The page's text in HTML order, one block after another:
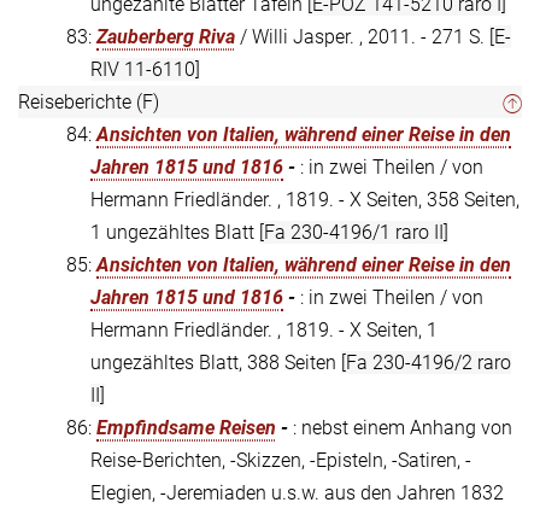
ungezählte Blätter Tafeln [E-POZ 141-5210 raro I]
83:Zauberberg Riva / Willi Jasper. , 2011. - 271 S. [E-
RIV 11-6110]
Reiseberichte (F)
84:Ansichten von Italien, während einer Reise in den
Jahren 1815 und 1816 - : in zwei Theilen / von
Hermann Friedländer. , 1819. - X Seiten, 358 Seiten,
1 ungezähltes Blatt [Fa 230-4196/1 raro II]
85:Ansichten von Italien, während einer Reise in den
Jahren 1815 und 1816 - : in zwei Theilen / von
Hermann Friedländer. , 1819. - X Seiten, 1
ungezähltes Blatt, 388 Seiten [Fa 230-4196/2 raro
86: Empfindsame Reisen - : nebst einem Anhang von
Reise-Berichten, -Skizzen, -Episteln, -Satiren, -
Elegien, -Jeremiaden u.s.w. aus den Jahren 1832